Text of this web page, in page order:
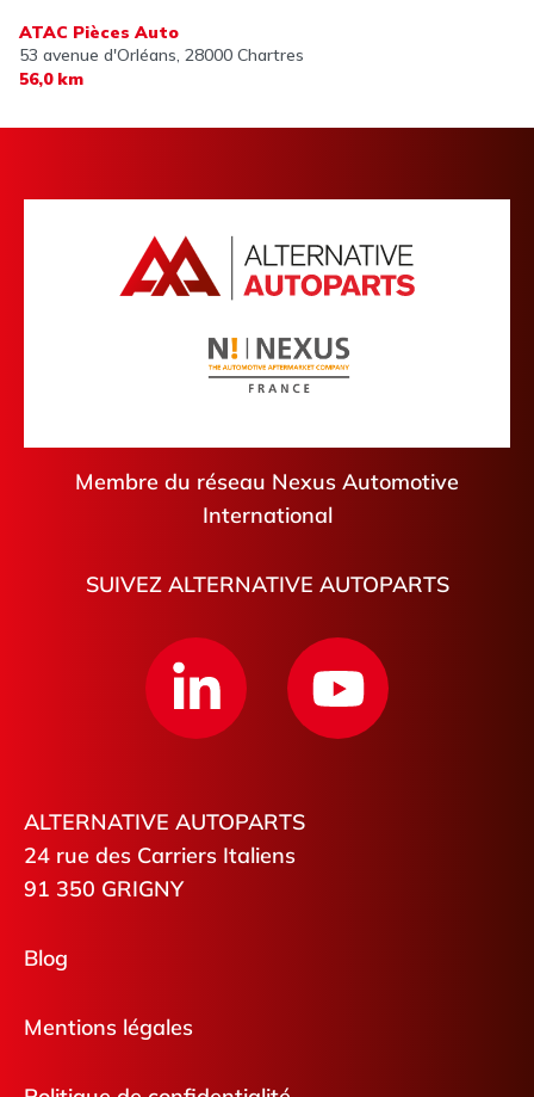
ATAC Pièces Auto
53 avenue d'Orléans, 28000 Chartres
56,0 km
Membre du réseau Nexus Automotive
International
SUIVEZ ALTERNATIVE AUTOPARTS
ALTERNATIVE AUTOPARTS
24 rue des Carriers Italiens
91 350 GRIGNY
Blog
Mentions légales